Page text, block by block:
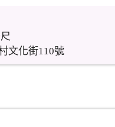
文化街110號